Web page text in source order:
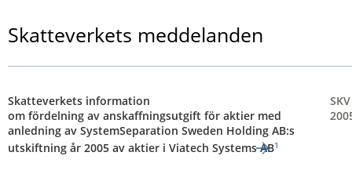
Skatteverkets meddelanden
Skatteverkets information
om fördelning av anskaffningsutgift för aktier med
anledning av SystemSeparation Sweden Holding AB:s
utskiftning år 2005 av aktier i Viatech Systems AB¹